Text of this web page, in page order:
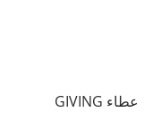
عطاء GIVING